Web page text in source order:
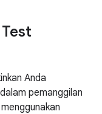
Anda
pemanggilan